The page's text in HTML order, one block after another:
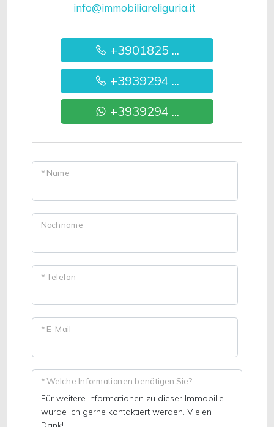
info@immobiliareliguria.it
+3901825 ...
+3939294 ...
+3939294 ...
* Name
Nachname
* Telefon
* E-Mail
* Welche Informationen benötigen Sie?